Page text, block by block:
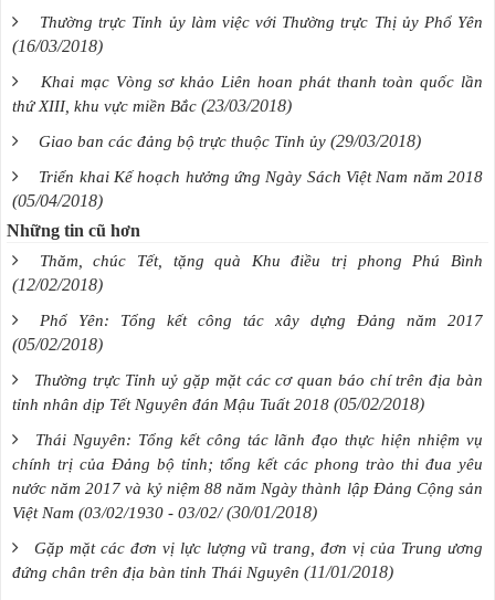
Thường trực Tỉnh ủy làm việc với Thường trực Thị ủy Phổ Yên
(16/03/2018)
Khai mạc Vòng sơ khảo Liên hoan phát thanh toàn quốc lần
thứ XIII, khu vực miền Bắc (23/03/2018)
Giao ban các đảng bộ trực thuộc Tỉnh ủy (29/03/2018)
Triển khai Kế hoạch hưởng ứng Ngày Sách Việt Nam năm 2018
(05/04/2018)
Những tin cũ hơn
Thăm, chúc Tết, tặng quà Khu điều trị phong Phú Bình
(12/02/2018)
Phổ Yên: Tổng kết công tác xây dựng Đảng năm 2017
(05/02/2018)
Thường trực Tỉnh uỷ gặp mặt các cơ quan báo chí trên địa bàn
tỉnh nhân dịp Tết Nguyên đán Mậu Tuất 2018 (05/02/2018)
Thái Nguyên: Tổng kết công tác lãnh đạo thực hiện nhiệm vụ
chính trị của Đảng bộ tỉnh; tổng kết các phong trào thi đua yêu
nước năm 2017 và kỷ niệm 88 năm Ngày thành lập Đảng Cộng sản
Việt Nam (03/02/1930 - 03/02/ (30/01/2018)
Gặp mặt các đơn vị lực lượng vũ trang, đơn vị của Trung ương
đứng chân trên địa bàn tỉnh Thái Nguyên (11/01/2018)